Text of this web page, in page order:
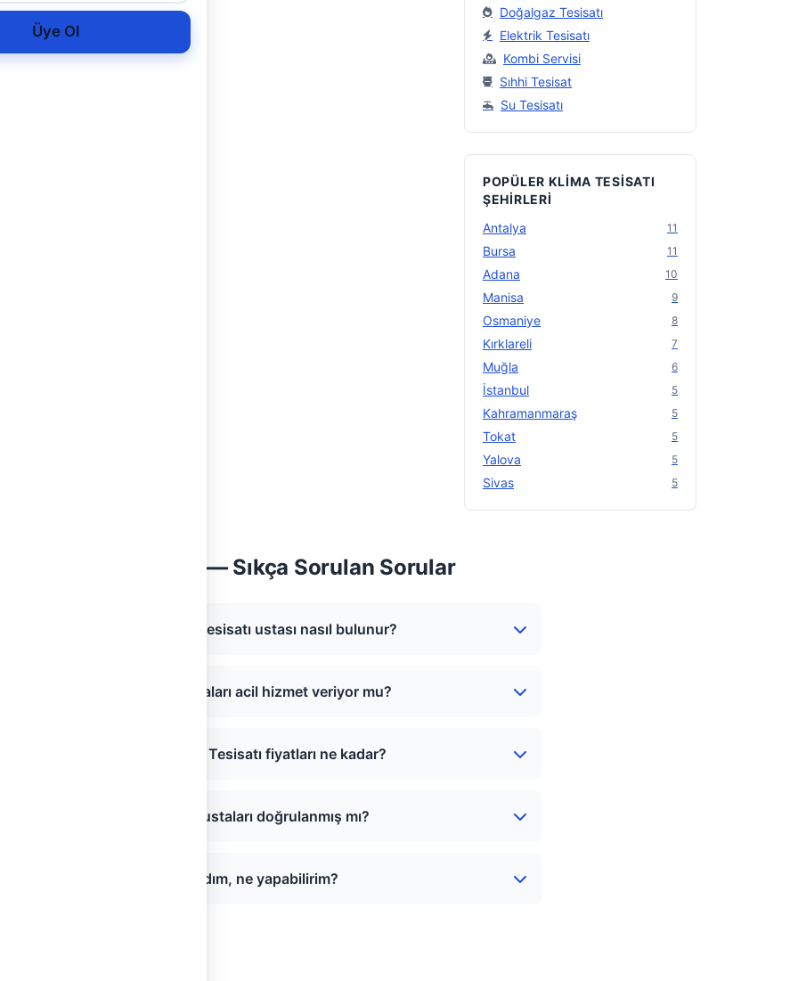
Üye Ol
Doğalgaz Tesisatı
Elektrik Tesisatı
Kombi Servisi
Sıhhi Tesisat
Su Tesisatı
POPÜLER KLIMA TESISATI
ŞEHIRLERI
Antalya
11
Bursa 11
Adana 10
Manisa 9
Osmaniye 8
Kırklareli 7
Muğla 6
İstanbul 5
Kahramanmaraş 5
Tokat 5
Yalova 5
Sivas 5
İzmir Klima Tesisatı — Sıkça Sorulan Sorular
Çiğli, İzmir bölgesinde Klima Tesisatı ustası nasıl bulunur?
Çiğli, İzmir Klima Tesisatı ustaları acil hizmet veriyor mu?
Çiğli, İzmir bölgesinde Klima Tesisatı fiyatları ne kadar?
Çiğli, İzmir Klima Tesisatı ustaları doğrulanmış mı?
Sayfada usta bulamadım, ne yapabilirim?